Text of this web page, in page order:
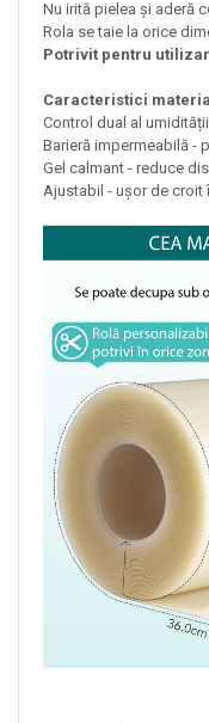
Nu irită pielea și aderă
Rola se taie la orice
Potrivit pentru
Caracteristici
Control dual al
Barieră impermeabilă -
Gel calmant - reduce
Ajustabil - ușor de croit